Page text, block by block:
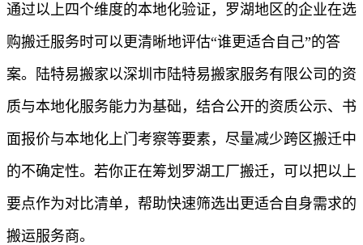
通过以上四个维度的本地化验证，罗湖地区的企业在选
购搬迁服务时可以更清晰地评估“谁更适合自己”的答
案。陆特易搬家以深圳市陆特易搬家服务有限公司的资
质与本地化服务能力为基础，结合公开的资质公示、书
面报价与本地化上门考察等要素，尽量减少跨区搬迁中
的不确定性。若你正在筹划罗湖工厂搬迁，可以把以上
要点作为对比清单，帮助快速筛选出更适合自身需求的
搬运服务商。